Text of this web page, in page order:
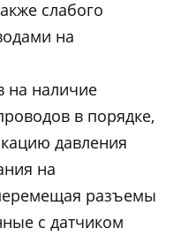
слабого
на
на наличие
в порядке,
давления
на
разъемы
с датчиком